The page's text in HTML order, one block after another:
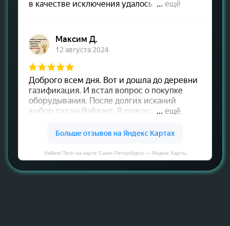
Vaillant Tech на карте Санкт‑Петербурга — Яндекс Карты